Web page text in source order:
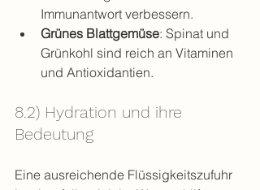
Immunantwort verbessern.
Grünes Blattgemüse: Spinat und
Grünkohl sind reich an Vitaminen
und Antioxidantien.
8.2) Hydration und ihre
Bedeutung
Eine ausreichende Flüssigkeitszufuhr